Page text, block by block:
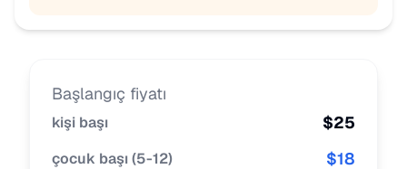
Başlangıç fiyatı
kişi başı $25
çocuk başı(5-12) $18